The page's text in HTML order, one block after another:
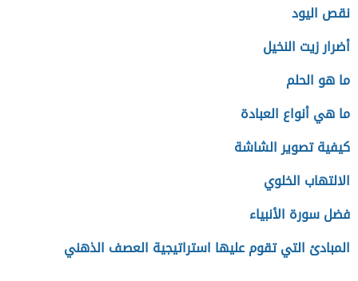
نقص اليود
أضرار زيت النخيل
ما هو الحلم
ما هي أنواع العبادة
كيفية تصوير الشاشة
الالتهاب الخلوي
فضل سورة الأنبياء
المبادئ التي تقوم عليها استراتيجية العصف الذهني